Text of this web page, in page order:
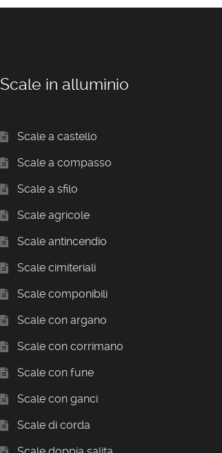
Scale in alluminio
Scale a castello
Scale a compasso
Scale a sfilo
Scale agricole
Scale antincendio
Scale cimiteriali
Scale componibili
Scale con argano
Scale con corrimano
Scale con fune
Scale con ganci
Scale di corda